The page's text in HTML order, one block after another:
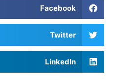
Facebook
Twitter
LinkedIn